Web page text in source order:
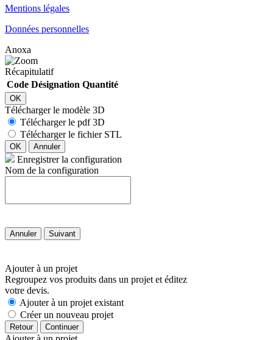
Mentions légales
Données personnelles
Anoxa
Récapitulatif
Code Désignation Quantité
OK
Télécharger le modèle 3D
Télécharger le pdf 3D
Télécharger le fichier STL
OK Annuler
Enregistrer la configuration
Nom de la configuration
Annuler Suivant
Ajouter à un projet
Regroupez vos produits dans un projet et éditez
votre devis.
Ajouter à un projet existant
Créer un nouveau projet
Retour Continuer